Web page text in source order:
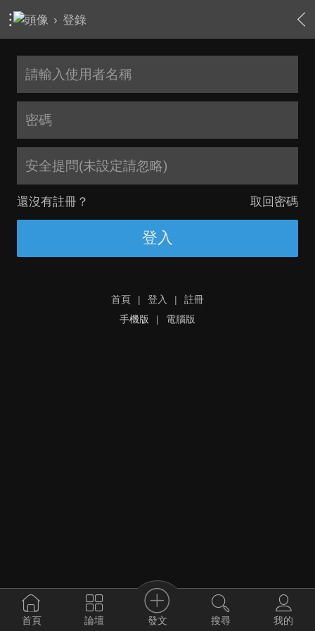
› 登錄
安全提問(未設定請忽略)
還沒有註冊？ 取回密碼
登入
首頁 | 登入 |
註冊
手機版
| 電腦版
首頁 論壇 發文 搜尋 我的